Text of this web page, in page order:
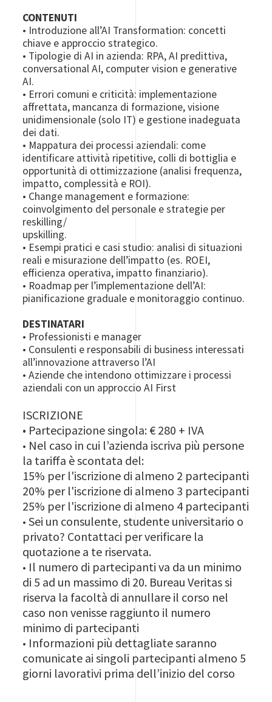
CONTENUTI
• Introduzione all’AI Transformation: concetti
chiave e approccio strategico.
• Tipologie di AI in azienda: RPA, AI predittiva,
conversational AI, computer vision e generative
AI.
• Errori comuni e criticità: implementazione
affrettata, mancanza di formazione, visione
unidimensionale (solo IT) e gestione inadeguata
dei dati.
• Mappatura dei processi aziendali: come
identificare attività ripetitive, colli di bottiglia e
opportunità di ottimizzazione (analisi frequenza,
impatto, complessità e ROI).
• Change management e formazione:
coinvolgimento del personale e strategie per
reskilling/
upskilling.
• Esempi pratici e casi studio: analisi di situazioni
reali e misurazione dell’impatto (es. ROEI,
efficienza operativa, impatto finanziario).
• Roadmap per l’implementazione dell’AI:
pianificazione graduale e monitoraggio continuo.
DESTINATARI
• Professionisti e manager
• Consulenti e responsabili di business interessati
all’innovazione attraverso l’AI
• Aziende che intendono ottimizzare i processi
aziendali con un approccio AI First
ISCRIZIONE
• Partecipazione singola: € 280 + IVA
• Nel caso in cui l’azienda iscriva più persone
la tariffa è scontata del:
15% per l'iscrizione di almeno 2 partecipanti
20% per l'iscrizione di almeno 3 partecipanti
25% per l'iscrizione di almeno 4 partecipanti
•Sei un consulente, studente universitario o
privato? Contattaci per verificare la
quotazione a te riservata.
• Il numero di partecipanti va da un minimo
di 5 ad un massimo di 20. Bureau Veritas si
riserva la facoltà di annullare il corso nel
caso non venisse raggiunto il numero
minimo di partecipanti
• Informazioni più dettagliate saranno
comunicate ai singoli partecipanti almeno 5
giorni lavorativi prima dell’inizio del corso